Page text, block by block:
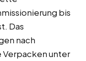
bis
Das
nach
unter